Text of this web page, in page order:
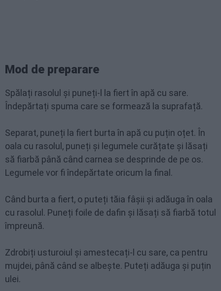
Mod de preparare
Spălați rasolul și puneți-l la fiert în apă cu sare.
Îndepărtați spuma care se formează la suprafață.
Separat, puneți la fiert burta în apă cu puțin oțet. În
oala cu rasolul, puneți și legumele curățate și lăsați
să fiarbă până când carnea se desprinde de pe os.
Legumele vor fi îndepărtate oricum la final.
Când burta a fiert, o puteți tăia fâșii și adăuga în oala
cu rasolul. Puneți foile de dafin și lăsați să fiarbă totul
împreună.
Zdrobiți usturoiul și amestecați-l cu sare, ca pentru
mujdei, până când se albește. Puteți adăuga și puțin
ulei.